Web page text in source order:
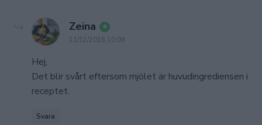
Zeina says:
11/12/2016 10:09
Hej,
Det blir svårt eftersom mjölet är huvudingrediensen i
receptet.
Svara